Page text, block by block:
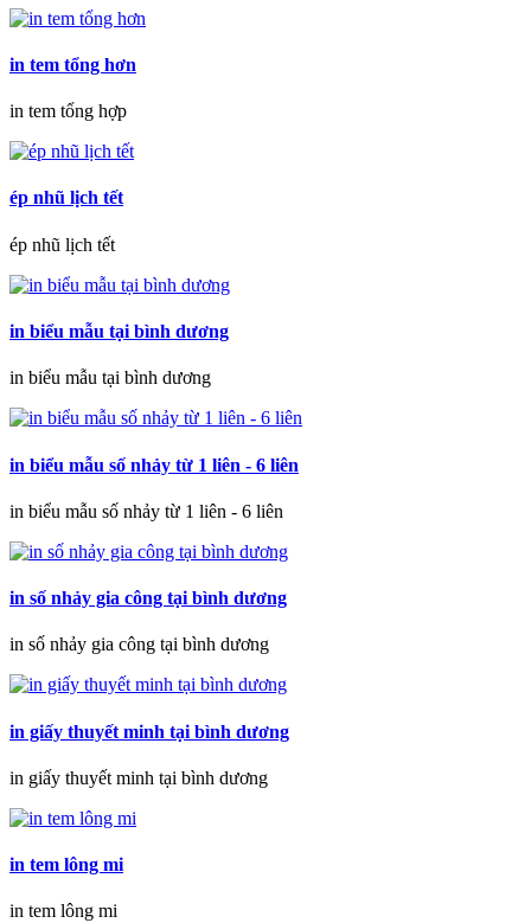
in tem tổng hơn
in tem tổng hợp
ép nhũ lịch tết
ép nhũ lịch tết
in biểu mẫu tại bình dương
in biểu mẫu tại bình dương
in biểu mẫu số nhảy từ 1 liên - 6 liên
in biểu mẫu số nhảy từ 1 liên - 6 liên
in số nhảy gia công tại bình dương
in số nhảy gia công tại bình dương
in giấy thuyết minh tại bình dương
in giấy thuyết minh tại bình dương
in tem lông mi
in tem lông mi